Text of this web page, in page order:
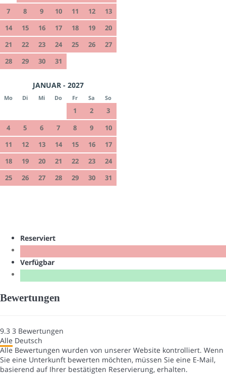
7
8 9 10 11 12
13
14
15 16 17 18 19
20
21
22 23 24 25 26
27
28
29 30 31
JANUAR - 2027
Mo Di Mi Do Fr Sa So
1 2
3
4
5 6 7 8 9
10
11
12 13 14 15 16
17
18
19 20 21 22 23
24
25
26 27 28 29 30 31
Reserviert
Verfügbar
Bewertungen
9.3 3 Bewertungen
Alle Deutsch
Alle Bewertungen wurden von unserer Website kontrolliert. Wenn
Sie eine Unterkunft bewerten möchten, müssen Sie eine E-Mail,
basierend auf Ihrer bestätigten Reservierung, erhalten.